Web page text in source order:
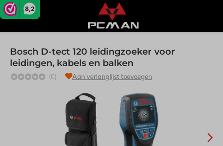
8,2
Bosch D-tect 120 leidingzoeker voor
leidingen, kabels en balken
(0) Aan verlanglijst toevoegen